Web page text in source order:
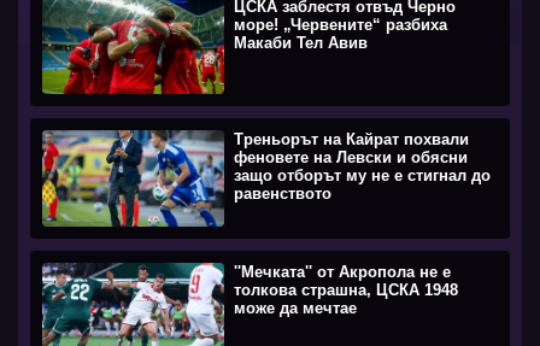
ЦСКА заблестя отвъд Черно
море! „Червените“ разбиха
Макаби Тел Авив
Треньорът на Кайрат похвали
феновете на Левски и обясни
защо отборът му не е стигнал до
равенството
''Мечката'' от Акропола не е
толкова страшна, ЦСКА 1948
може да мечтае